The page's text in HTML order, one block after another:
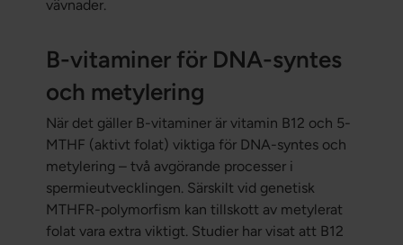
vävnader.
B-vitaminer för DNA-syntes
och metylering
När det gäller B-vitaminer är vitamin B12 och 5-
MTHF (aktivt folat) viktiga för DNA-syntes och
metylering – två avgörande processer i
spermieutvecklingen. Särskilt vid genetisk
MTHFR-polymorfism kan tillskott av metylerat
folat vara extra viktigt. Studier har visat att B12